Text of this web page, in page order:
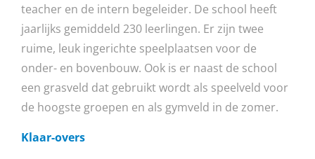
teacher en de intern begeleider. De school heeft
jaarlijks gemiddeld 230 leerlingen. Er zijn twee
ruime, leuk ingerichte speelplaatsen voor de
onder- en bovenbouw. Ook is er naast de school
een grasveld dat gebruikt wordt als speelveld voor
de hoogste groepen en als gymveld in de zomer.
Klaar-overs